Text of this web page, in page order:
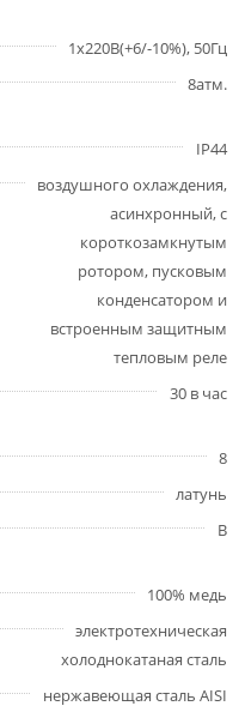
1х220В(+6/-10%), 50Гц
8атм.
IP44
воздушного охлаждения,
асинхронный, с
короткозамкнутым
ротором, пусковым
конденсатором и
встроенным защитным
тепловым реле
30 в час
8
латунь
В
100% медь
электротехническая
холоднокатаная сталь
нержавеющая сталь AISI